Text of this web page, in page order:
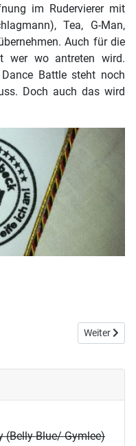
im Rudervierer mit
Tea, G-Man,
Auch für die
wer wo antreten wird.
Battle steht noch
Doch auch das wird
Spielen in HamburgNächster
Weiter
(Belly Blue/ Gymlee)